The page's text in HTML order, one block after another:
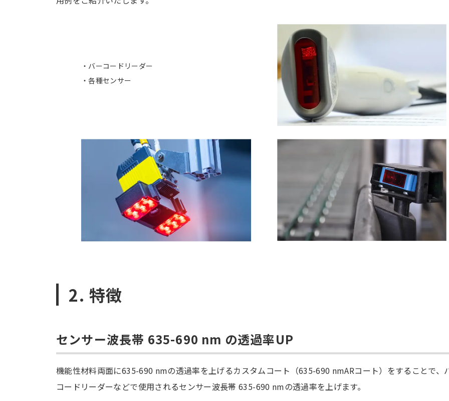
バーコードリーダー
各種センサー
2. 特徴
センサー波長帯 635-690 nm の透過率UP
機能性材料両面に635-690 nmの透過率を上げるカスタムコート（635-690 nmARコート）をすることで、
コードリーダーなどで使用されるセンサー波長帯 635-690 nmの透過率を上げます。